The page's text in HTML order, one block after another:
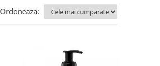
Ordoneaza: